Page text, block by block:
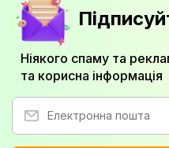
Ніякого спаму та
та корисна інформація